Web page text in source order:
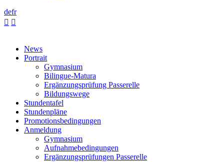
defr
 
News
Portrait
Gymnasium
Bilingue-Matura
Ergänzungsprüfung Passerelle
Bildungswege
Stundentafel
Stundenpläne
Promotionsbedingungen
Anmeldung
Gymnasium
Aufnahmebedingungen
Ergänzungsprüfungen Passerelle